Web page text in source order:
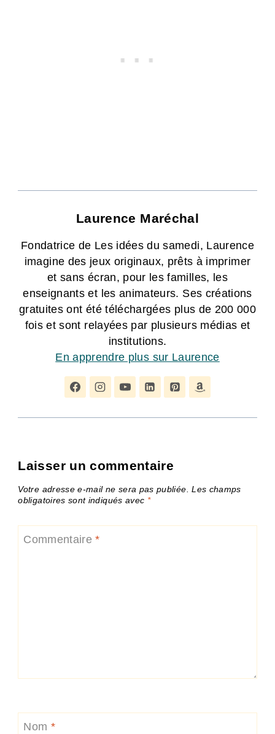
Laurence Maréchal
Fondatrice de Les idées du samedi, Laurence
imagine des jeux originaux, prêts à imprimer
et sans écran, pour les familles, les
enseignants et les animateurs. Ses créations
gratuites ont été téléchargées plus de 200 000
fois et sont relayées par plusieurs médias et
institutions.
En apprendre plus sur Laurence
Laisser un commentaire
Votre adresse e-mail ne sera pas publiée. Les champs
obligatoires sont indiqués avec *
Commentaire*
Nom *